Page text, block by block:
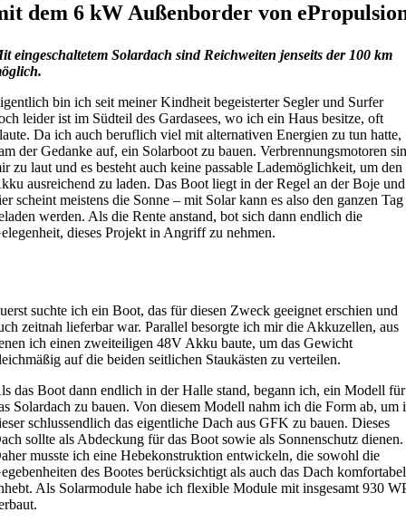
dem 6 kW Außenborder von
eingeschaltetem Solardach sind Reichweiten jenseits der 100 km
bin ich seit meiner Kindheit begeisterter Segler und Surfer
leider ist im Südteil des Gardasees, wo ich ein Haus besitze, oft
Da ich auch beruflich viel mit alternativen Energien zu tun hatte,
der Gedanke auf, ein Solarboot zu bauen. Verbrennungsmotoren
zu laut und es besteht auch keine passable Lademöglichkeit, um den
ausreichend zu laden. Das Boot liegt in der Regel an der Boje und
scheint meistens die Sonne – mit Solar kann es also den ganzen Tag
werden. Als die Rente anstand, bot sich dann endlich die
dieses Projekt in Angriff zu nehmen.
suchte ich ein Boot, das für diesen Zweck geeignet erschien und
zeitnah lieferbar war. Parallel besorgte ich mir die Akkuzellen, aus
ich einen zweiteiligen 48V Akku baute, um das Gewicht
auf die beiden seitlichen Staukästen zu verteilen.
das Boot dann endlich in der Halle stand, begann ich, ein Modell für
Solardach zu bauen. Von diesem Modell nahm ich die Form ab, um
schlussendlich das eigentliche Dach aus GFK zu bauen. Dieses
sollte als Abdeckung für das Boot sowie als Sonnenschutz dienen.
musste ich eine Hebekonstruktion entwickeln, die sowohl die
des Bootes berücksichtigt als auch das Dach komfortabel
Als Solarmodule habe ich flexible Module mit insgesamt 930